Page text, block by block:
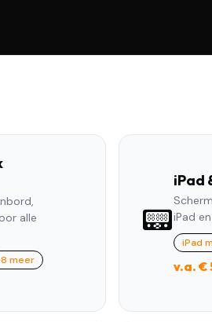
alle
meer
📟
iPad
iPad
iPad
v.a. €